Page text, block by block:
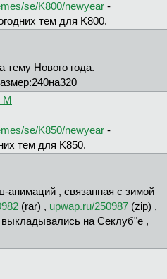
se/K800/newyear -
тем для K800.
тему Нового года.
М
se/K850/newyear -
тем для K850.
анимаций , связанная с зимой
(rar) , upwap.ru/250987 (zip) ,
на Секлуб"е ,